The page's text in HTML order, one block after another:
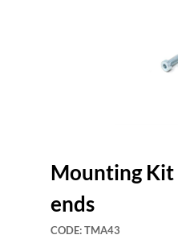
Mounting
ends
CODE:TMA43